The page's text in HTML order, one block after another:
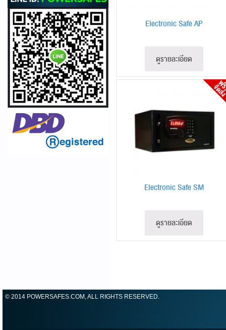
Electronic Safe AP
ดูรายละเอียด
Electronic Safe SM
ดูรายละเอียด
© 2014 POWERSAFES.COM, ALL RIGHTS RESERVED.